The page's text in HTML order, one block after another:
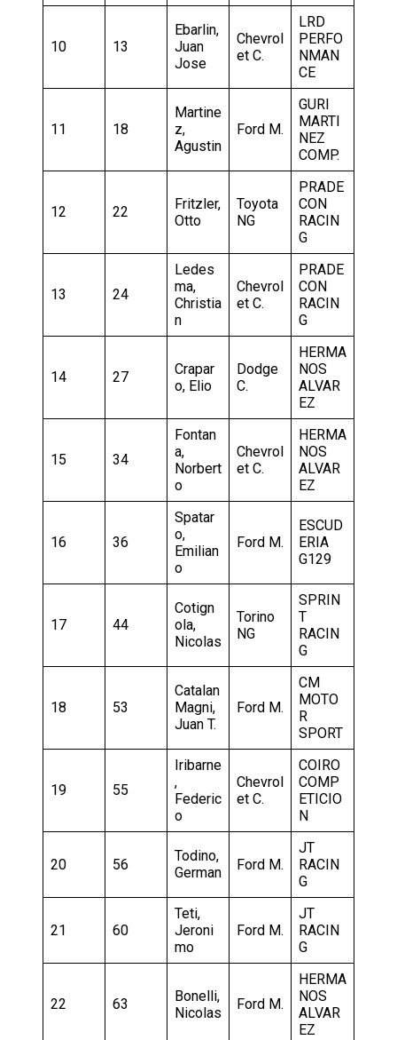
10 13
Ebarlin,
Juan
Jose
Chevrol
et C.
LRD
PERFO
NMAN
CE
11 18
Martine
z,
Agustin
Ford M.
GURI
MARTI
NEZ
COMP.
12 22
Fritzler,
Otto
Toyota
NG
PRADE
CON
RACIN
G
13 24
Ledes
ma,
Christia
n
Chevrol
et C.
PRADE
CON
RACIN
G
14 27
Crapar
o, Elio
Dodge
C.
HERMA
NOS
ALVAR
EZ
15 34
Fontan
a,
Norbert
o
Chevrol
et C.
HERMA
NOS
ALVAR
EZ
16 36
Spatar
o,
Emilian
o
Ford M.
ESCUD
ERIA
G129
17 44
Cotign
ola,
Nicolas
Torino
NG
SPRIN
T
RACIN
G
18 53
Catalan
Magni,
Juan T.
Ford M.
CM
MOTO
R
SPORT
19 55
Iribarne
,
Federic
o
Chevrol
et C.
COIRO
COMP
ETICIO
N
20 56
Todino,
German
Ford M.
JT
RACIN
G
21 60
Teti,
Jeroni
mo
Ford M.
JT
RACIN
G
22 63
Bonelli,
Nicolas
Ford M.
HERMA
NOS
ALVAR
EZ